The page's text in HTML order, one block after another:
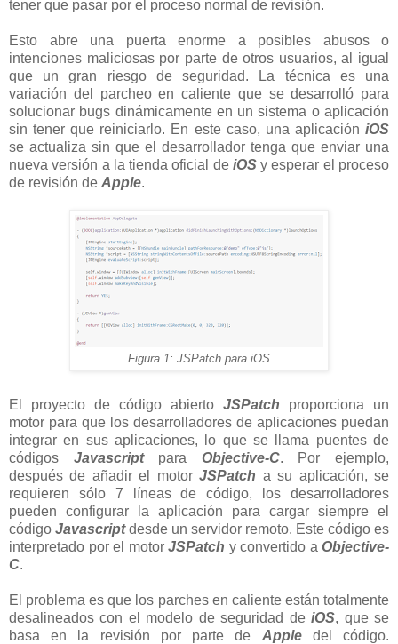
tener que pasar por el proceso normal de revisión.
Esto abre una puerta enorme a posibles abusos o
intenciones maliciosas por parte de otros usuarios, al igual
que un gran riesgo de seguridad. La técnica es una
variación del parcheo en caliente que se desarrolló para
solucionar bugs dinámicamente en un sistema o aplicación
sin tener que reiniciarlo. En este caso, una aplicación iOS
se actualiza sin que el desarrollador tenga que enviar una
nueva versión a la tienda oficial de iOS y esperar el proceso
de revisión de Apple.
Figura 1: JSPatch para iOS
El proyecto de código abierto JSPatch
proporciona un
motor para que los desarrolladores de aplicaciones puedan
integrar en sus aplicaciones, lo que se llama puentes de
códigos Javascript para Objective-C. Por ejemplo,
después de añadir el motorJSPatch a su aplicación, se
requieren sólo 7 líneas de código, los desarrolladores
pueden configurar la aplicación para cargar siempre el
código Javascriptdesde un servidor remoto. Este código es
interpretado por el motor JSPatch y convertido a Objective-
C.
El problema es que los parches en caliente están totalmente
desalineados con el modelo de seguridad deiOS, que se
basa en la revisión por parte de Apple
del código.